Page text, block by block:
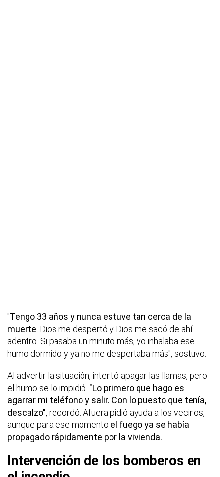
"Tengo 33 años y nunca estuve tan cerca de la
muerte . Dios me despertó y Dios me sacó de ahí
adentro. Si pasaba un minuto más, yo inhalaba ese
humo dormido y ya no me despertaba más", sostuvo.
Al advertir la situación, intentó apagar las llamas, pero
el humo se lo impidió. "Lo primero que hago es
agarrar mi teléfono y salir. Con lo puesto que tenía,
descalzo", recordó. Afuera pidió ayuda a los vecinos,
aunque para ese momento el fuego ya se había
propagado rápidamente por la vivienda.
Intervención de los bomberos en